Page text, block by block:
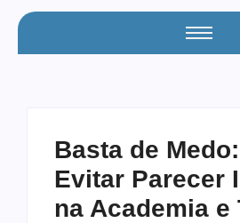
Basta de
Evitar Parecer
na Academia e